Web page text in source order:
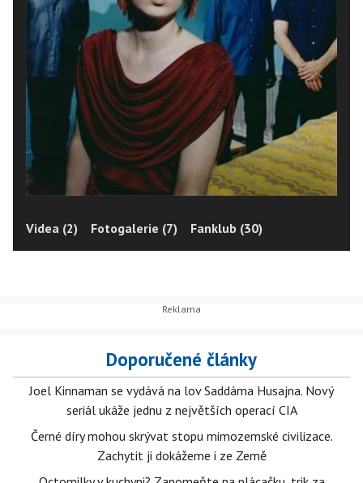
Videa (2) Fotogalerie (7) Fanklub (30)
Doporučené články
Joel Kinnaman se vydává na lov Saddáma Husajna. Nový
seriál ukáže jednu z největších operací CIA
Černé díry mohou skrývat stopu mimozemské civilizace.
Zachytit ji dokážeme i ze Země